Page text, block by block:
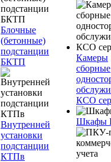
Блочные
(бетонные)
подстанции
БКТП
Внутренней
установки
подстанции
КТПв
Камеры
сборные
КСО
Шкафы